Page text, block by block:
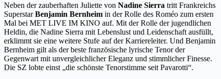
Neben der zauberhaften Juliette von Nadine Sierra tritt Frankreichs
SuperstarBenjamin Bernheim in der Rolle des Roméo zum ersten
Mal bei MET LIVE IM KINO auf. Mit der Rolle der jugendlichen
Heldin, die Nadine Sierra mit Lebenslust und Leidenschaft ausfüllt,
erklimmt sie eine weitere Stufe auf der Karriereleiter. Und Benjamin
Bernheim gilt als der beste französische lyrische Tenor der
Gegenwart mit unvergleichlicher Eleganz und stimmlicher Finesse.
Die SZ lobte einst „die schönste Tenorstimme seit Pavarotti“.